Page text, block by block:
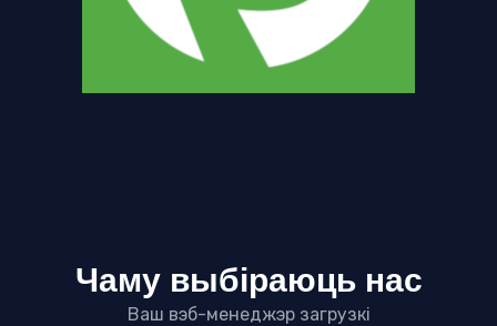
Чаму выбіраюць нас
Ваш вэб-менеджэр загрузкі